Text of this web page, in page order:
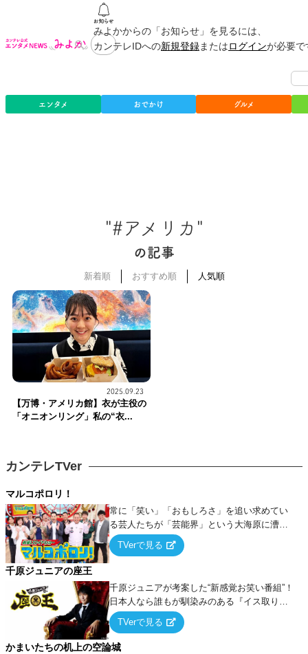
みよかからの「お知らせ」を見るには、
カンテレIDへの新規登録またはログインが必要
エンタメ おでかけ グルメ
"#アメリカ"
の記事
新着順 おすすめ順 人気順
2025.09.23
【万博・アメリカ館】衣が主役の
「オニオンリング」私の“衣...
カンテレTVer
マルコポロリ！
常に「笑い」「おもしろさ」を追い求めてい
る芸人たちが「芸能界」という大海原に漕ぎ
出でて、新たなオモシロ人間を発掘する！
TVerで見る
千原ジュニアの座王
千原ジュニアが考案した“新感覚お笑い番組”！
日本人なら誰もが馴染みのある『イス取りゲ
ーム』をベースに、大喜利・ギャグ・モノボ
ケ・歌…など様々なお題で芸人がショートネ
タを競い合う！
TVerで見る
かまいたちの机上の空論城